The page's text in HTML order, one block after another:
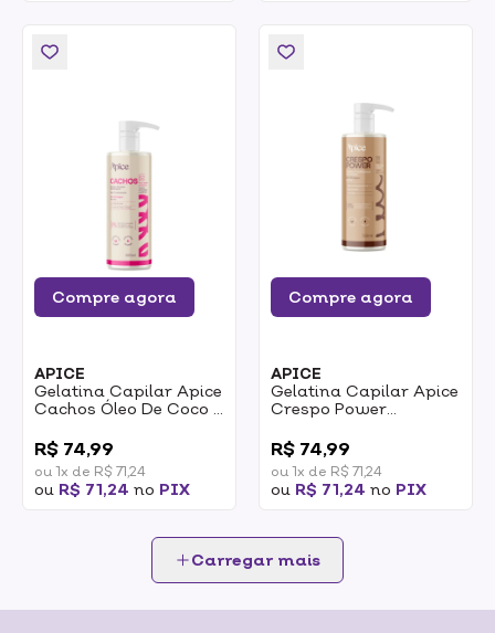
Compre agora
APICE
Gelatina Capilar Apice
Cachos Óleo De Coco E
Ativadora E
Umidificadora 500ml
R$ 74,99
ou 1x de R$ 71,24
ou R$ 71,24 no PIX
Compre agora
APICE
Gelatina Capilar Apice
Crespo Power
Umidificadora Óleo De
Rícino E Manteiga De
Karité 500ml
R$ 74,99
ou 1x de R$ 71,24
ou R$ 71,24 no PIX
Carregar mais